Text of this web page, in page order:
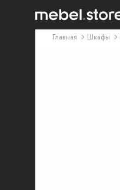
Главная Шкафы